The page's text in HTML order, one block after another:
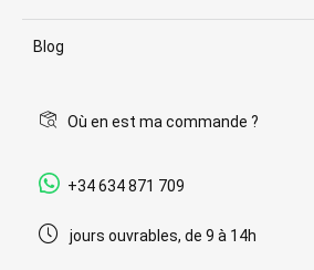
Blog
Où en est ma commande ?
+34 634 871 709
jours ouvrables, de 9 à 14h